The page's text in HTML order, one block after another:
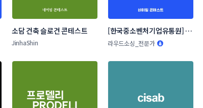
소담 건축 슬로건 콘테스트
JinhaShin
[한국중소벤처기업유통원] 소
상공인 온라인 판로지원사업
라우드소싱_전문가